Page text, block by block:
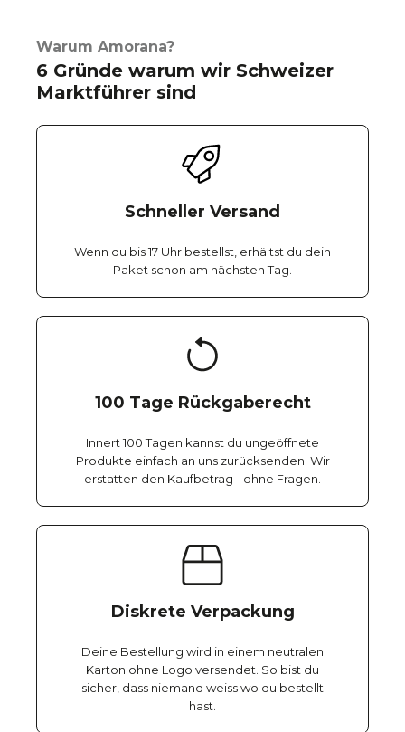
Warum Amorana?
6 Gründe warum wir Schweizer
Marktführer sind
Schneller Versand
Wenn du bis 17 Uhr bestellst, erhältst du dein
Paket schon am nächsten Tag.
100 Tage Rückgaberecht
Innert 100 Tagen kannst du ungeöffnete
Produkte einfach an uns zurücksenden. Wir
erstatten den Kaufbetrag - ohne Fragen.
Diskrete Verpackung
Deine Bestellung wird in einem neutralen
Karton ohne Logo versendet. So bist du
sicher, dass niemand weiss wo du bestellt
hast.